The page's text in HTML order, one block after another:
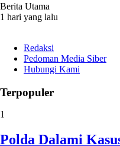
Berita Utama
1 hari yang lalu
Redaksi
Pedoman Media Siber
Hubungi Kami
Terpopuler
1
Polda Dalami